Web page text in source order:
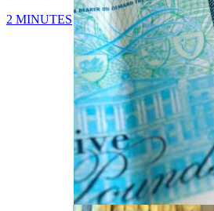
2 MINUTES